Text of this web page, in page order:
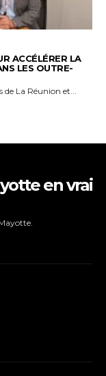
ACCÉLÉRER LA
LES OUTRE-
de La Réunion et...
en vrai